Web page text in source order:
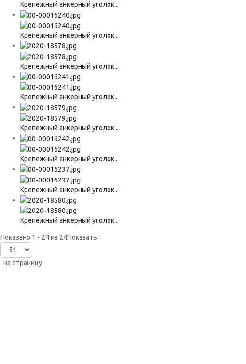
Крепежный анкерный уголок...
Крепежный анкерный уголок...
Крепежный анкерный уголок...
Крепежный анкерный уголок...
Крепежный анкерный уголок...
Крепежный анкерный уголок...
Крепежный анкерный уголок...
Крепежный анкерный уголок...
Показано 1 - 24 из 24Показать:
на страницу